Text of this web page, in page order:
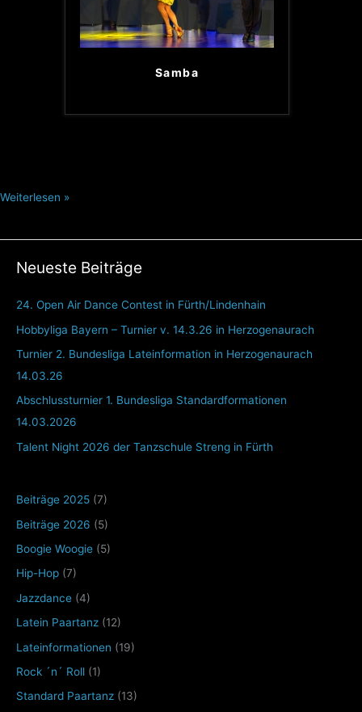
Neueste Beiträge
24. Open Air Dance Contest in Fürth/Lindenhain
Hobbyliga Bayern – Turnier v. 14.3.26 in Herzogenaurach
Turnier 2. Bundesliga Lateinformation in Herzogenaurach
14.03.26
Abschlussturnier 1. Bundesliga Standardformationen
14.03.2026
Talent Night 2026 der Tanzschule Streng in Fürth
Beiträge 2025 (7)
Beiträge 2026 (5)
Boogie Woogie (5)
Hip-Hop (7)
Jazzdance (4)
Latein Paartanz (12)
Lateinformationen (19)
Rock ´n´ Roll (1)
Standard Paartanz (13)
Samba
Weiterlesen »